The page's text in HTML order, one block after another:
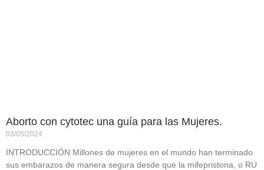
Aborto con cytotec una guía para las Mujeres.
03/05/2024
INTRODUCCIÓN Millones de mujeres en el mundo han terminado
sus embarazos de manera segura desde que la mifepristona, o RU